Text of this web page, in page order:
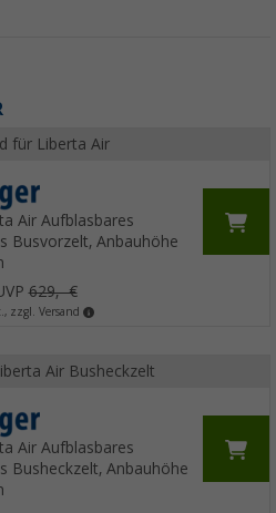
für Liberta Air
Air Aufblasbares
Busvorzelt, Anbauhöhe
629,- €
zzgl. Versand
Air Busheckzelt
Air Aufblasbares
Busheckzelt, Anbauhöhe